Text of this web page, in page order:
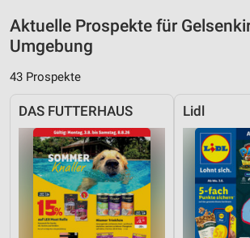
Aktuelle Prospekte für
Umgebung
43 Prospekte
DAS FUTTERHAUS Lidl